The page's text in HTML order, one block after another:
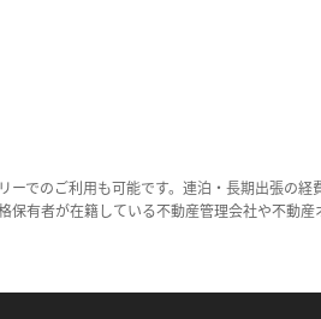
でのご利用も可能です。連泊・長期出張の経
有者が在籍している不動産管理会社や不動